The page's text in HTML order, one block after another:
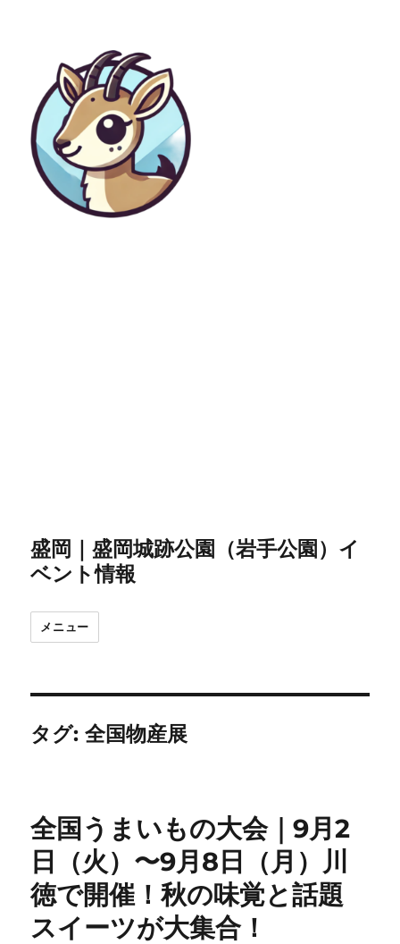
盛岡｜盛岡城跡公園（岩手公園）イ
ベント情報
メニュー
タグ:全国物産展
全国うまいもの大会｜9月2
日（火）〜9月8日（月）川
徳で開催！秋の味覚と話題
スイーツが大集合！